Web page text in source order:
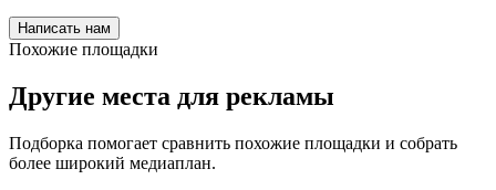
Написать нам
Похожие площадки
Другие места для рекламы
Подборка помогает сравнить похожие площадки и собрать
более широкий медиаплан.